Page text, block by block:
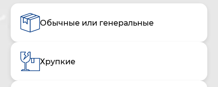
Обычные или генеральные
Хрупкие